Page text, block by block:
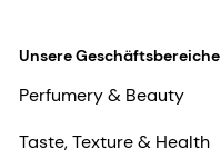
Unsere Geschäftsbereiche
Perfumery & Beauty
Taste, Texture & Health